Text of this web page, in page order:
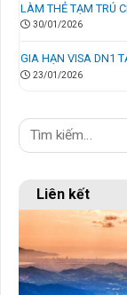
LÀM THẺ TẠM TRÚ
30/01/2026
GIA HẠN VISA DN1
23/01/2026
Liên kết